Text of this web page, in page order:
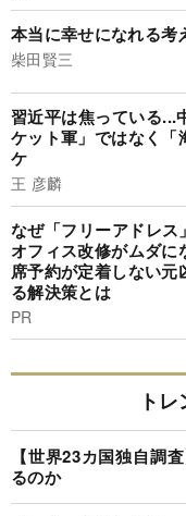
本当に幸せになれる考
柴田賢三
習近平は焦っている...
ケット軍」ではなく「
ケ
王 彦麟
なぜ「フリーアドレ
オフィス改修がムダに
席予約が定着しない
る解決策とは
PR
ト
【世界23カ国独自調
るのか